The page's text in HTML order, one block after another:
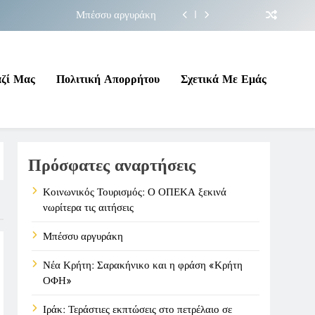
Μπέσσυ αργυράκη
επικίνδυνη γεωπολιτική συγκυρία
Μπέσσυ αργυράκη
και η φράση «Κρήτη ΟΦΗ»
επικίνδυνη γεωπολιτική συγκυρία
Μας Πολιτική Απορρήτου Σχετικά Με Εμάς
Πρόσφατες αναρτήσεις
Κοινωνικός Τουρισμός: Ο ΟΠΕΚΑ ξεκινά
νωρίτερα τις αιτήσεις
Μπέσσυ αργυράκη
Νέα Κρήτη: Σαρακήνικο και η φράση «Κρήτη
ΟΦΗ»
Ιράκ: Τεράστιες εκπτώσεις στο πετρέλαιο σε